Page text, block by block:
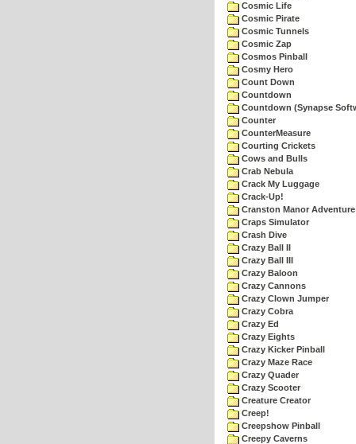
Cosmic Life
Cosmic Pirate
Cosmic Tunnels
Cosmic Zap
Cosmos Pinball
Cosmy Hero
Count Down
Countdown
Countdown (Synapse
Counter
CounterMeasure
Courting Crickets
Cows and Bulls
Crab Nebula
Crack My Luggage
Crack-Up!
Cranston Manor Adventure
Craps Simulator
Crash Dive
Crazy Ball II
Crazy Ball III
Crazy Baloon
Crazy Cannons
Crazy Clown Jumper
Crazy Cobra
Crazy Ed
Crazy Eights
Crazy Kicker Pinball
Crazy Maze Race
Crazy Quader
Crazy Scooter
Creature Creator
Creep!
Creepshow Pinball
Creepy Caverns